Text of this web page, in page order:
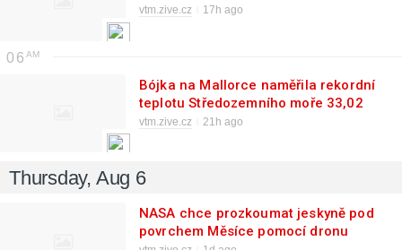
Francií stavět dronodéry
vtm.zive.cz 17h ago
06
Bójka na Mallorce naměřila rekordní
teplotu Středozemního moře 33,02
°C
vtm.zive.cz 21h ago
Thursday, Aug 6
NASA chce prozkoumat jeskyně pod
povrchem Měsíce pomocí dronu